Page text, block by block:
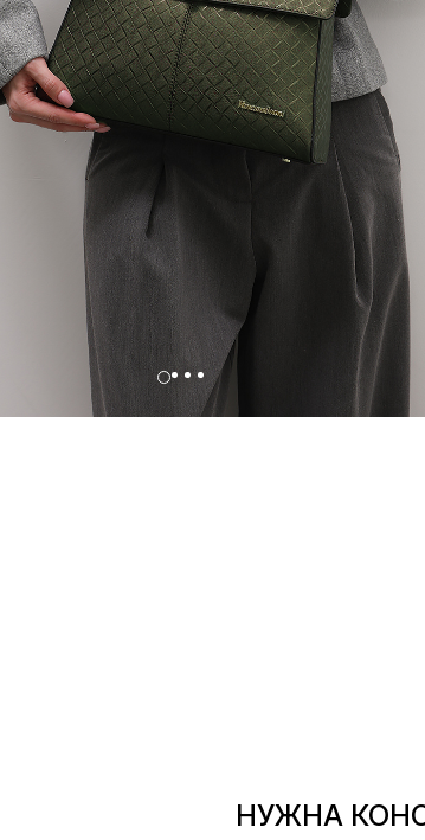
НУЖНА